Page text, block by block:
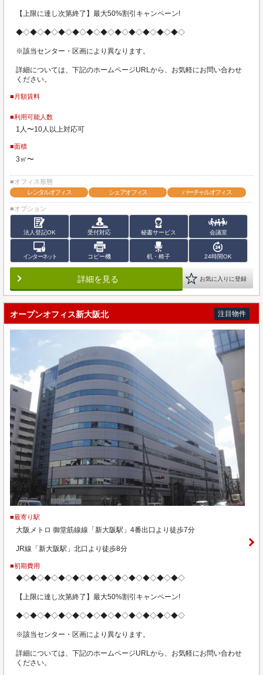
【上限に達し次第終了】最大50%割引キャンペーン!
◆◇◆◇◆◇◆◇◆◇◆◇◆◇◆◇◆◇◆◇◆◇◆◇
※該当センター・区画により異なります。
詳細については、下記のホームページURLから、お気軽にお問い合わせ
ください。
■月額賃料
■利用可能人数
1人〜10人以上対応可
■面積
3㎡〜
■オフィス形態
レンタルオフィス
シェアオフィス バーチャルオフィス
■オプション
法人登記OK 受付対応 秘書サービス 会議室
インターネット コピー機 机・椅子 24時間OK
詳細を見る お気に入りに登録
オープンオフィス新大阪北 注目物件
■最寄り駅
大阪メトロ 御堂筋線線「新大阪駅」4番出口より徒歩7分
JR線「新大阪駅」北口より徒歩8分
■初期費用
◆◇◆◇◆◇◆◇◆◇◆◇◆◇◆◇◆◇◆◇◆◇◆◇
【上限に達し次第終了】最大50%割引キャンペーン!
◆◇◆◇◆◇◆◇◆◇◆◇◆◇◆◇◆◇◆◇◆◇◆◇
※該当センター・区画により異なります。
詳細については、下記のホームページURLから、お気軽にお問い合わせ
ください。